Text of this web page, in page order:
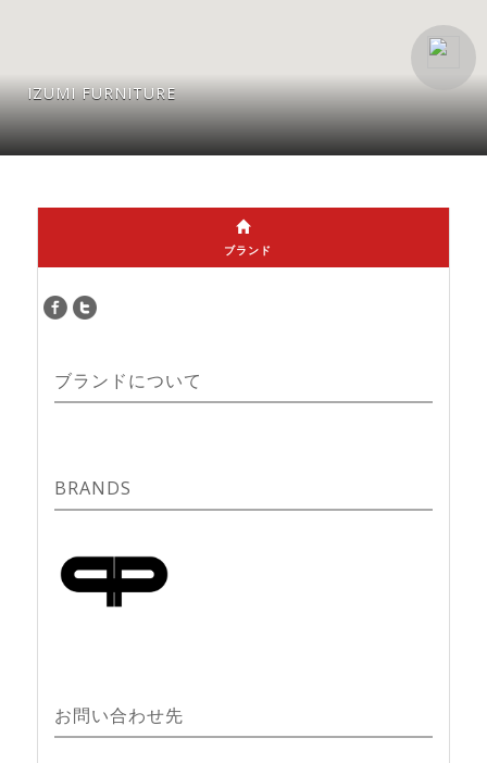
IZUMI FURNITURE
ブランド
ブランドについて
BRANDS
お問い合わせ先